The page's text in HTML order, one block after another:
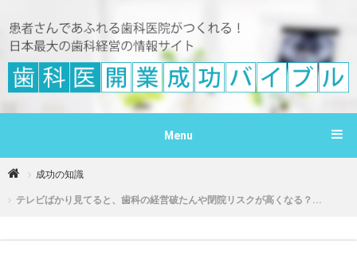
Menu
成功の知識
テレビばかり見てると、歯科の経営破たんや閉院リスクが高くなる？...